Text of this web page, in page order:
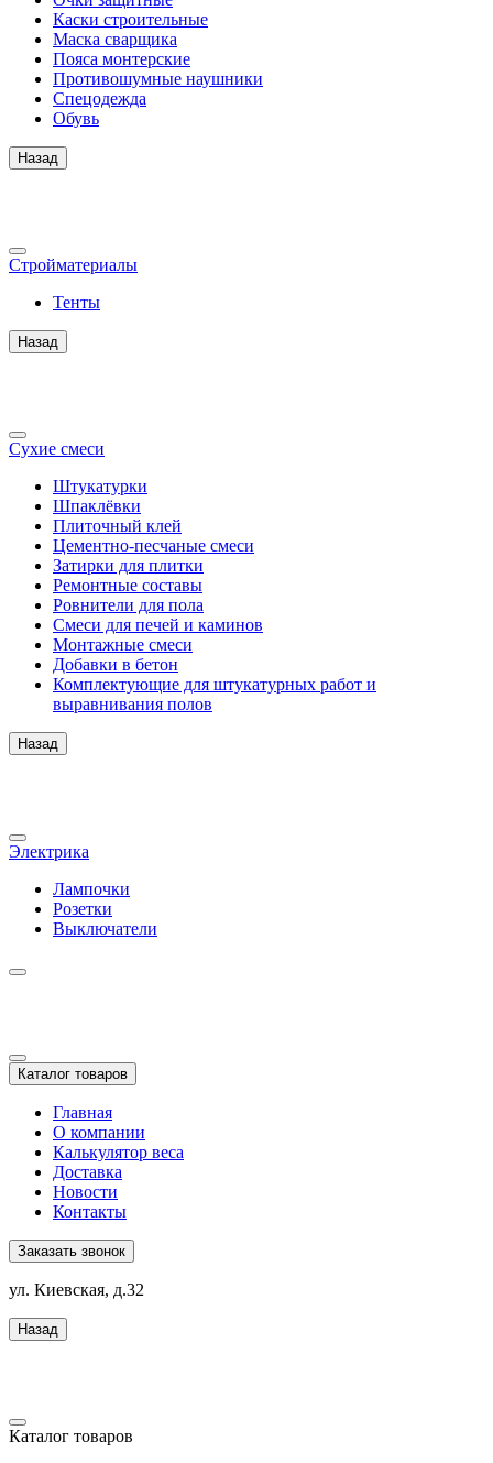
Каски строительные
Маска сварщика
Пояса монтерские
Противошумные наушники
Спецодежда
Обувь
Назад
Стройматериалы
Тенты
Назад
Сухие смеси
Штукатурки
Шпаклёвки
Плиточный клей
Цементно-песчаные смеси
Затирки для плитки
Ремонтные составы
Ровнители для пола
Смеси для печей и каминов
Монтажные смеси
Добавки в бетон
Комплектующие для штукатурных работ и
выравнивания полов
Назад
Электрика
Лампочки
Розетки
Выключатели
Каталог товаров
Главная
О компании
Калькулятор веса
Доставка
Новости
Контакты
Заказать звонок
ул. Киевская, д.32
Назад
Каталог товаров